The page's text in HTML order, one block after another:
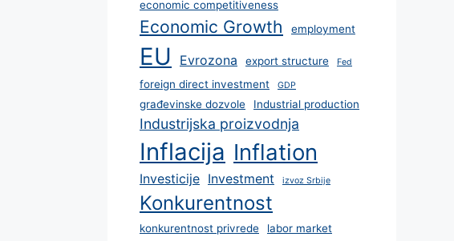
economic competitiveness
Economic Growth employment
EU Evrozona export structure Fed
foreign direct investment GDP
građevinske dozvole Industrial production
Industrijska proizvodnja
Inflacija Inflation
Investicije Investment izvoz Srbije
Konkurentnost
konkurentnost privrede labor market